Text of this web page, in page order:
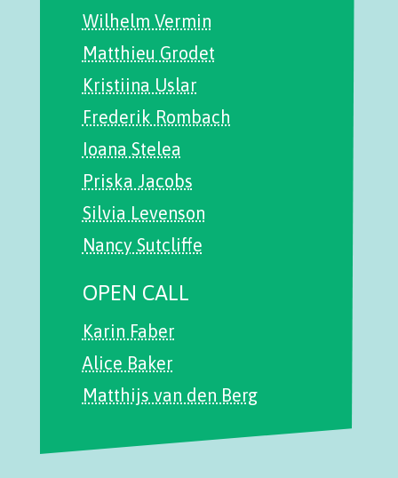
Wilhelm Vermin
Matthieu Grodet
Kristiina Uslar
Frederik Rombach
Ioana Stelea
Priska Jacobs
Silvia Levenson
Nancy Sutcliffe
OPEN CALL
Karin Faber
Alice Baker
Matthijs van den Berg